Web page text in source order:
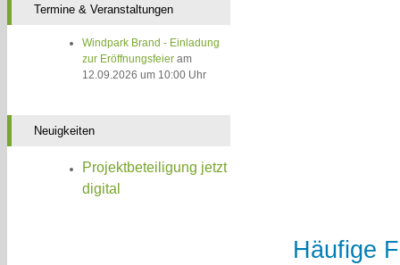
Termine & Veranstaltungen
Windpark Brand - Einladung
zur Eröffnungsfeier am
12.09.2026 um 10:00 Uhr
Neuigkeiten
Projektbeteiligung jetzt
digital
Häufige